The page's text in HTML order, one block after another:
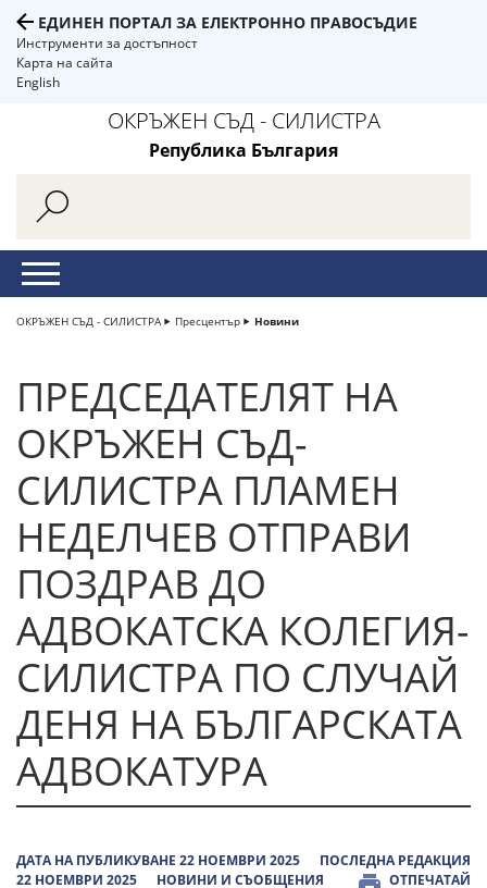
ЕДИНЕН ПОРТАЛ ЗА ЕЛЕКТРОННО ПРАВОСЪДИЕ
Инструменти за достъпност
Карта на сайта
English
ОКРЪЖЕН СЪД - СИЛИСТРА
Република България
ОКРЪЖЕН СЪД - СИЛИСТРА Пресцентър Новини
ПРЕДСЕДАТЕЛЯТ НА
ОКРЪЖЕН СЪД-
СИЛИСТРА ПЛАМЕН
НЕДЕЛЧЕВ ОТПРАВИ
ПОЗДРАВ ДО
АДВОКАТСКА КОЛЕГИЯ-
СИЛИСТРА ПО СЛУЧАЙ
ДЕНЯ НА БЪЛГАРСКАТА
АДВОКАТУРА
ДАТА НА ПУБЛИКУВАНЕ 22 НОЕМВРИ 2025
ПОСЛЕДНА РЕДАКЦИЯ
22 НОЕМВРИ 2025
НОВИНИ И СЪОБЩЕНИЯ ОТПЕЧАТАЙ